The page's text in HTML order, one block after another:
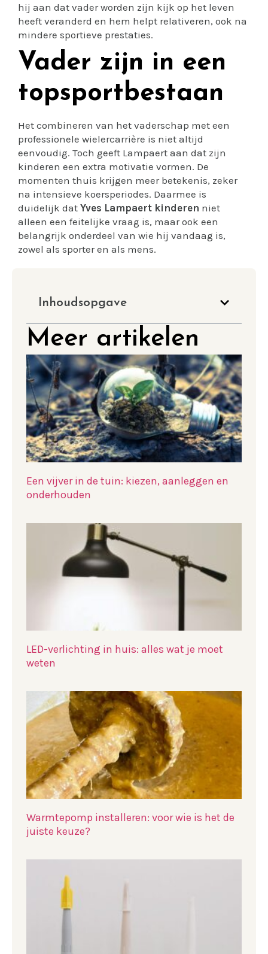
hij aan dat vader worden zijn kijk op het leven
heeft veranderd en hem helpt relativeren, ook na
mindere sportieve prestaties.
Vader zijn in een
topsportbestaan
Het combineren van het vaderschap met een
professionele wielercarrière is niet altijd
eenvoudig. Toch geeft Lampaert aan dat zijn
kinderen een extra motivatie vormen. De
momenten thuis krijgen meer betekenis, zeker
na intensieve koersperiodes. Daarmee is
duidelijk dat Yves Lampaert kinderen niet
alleen een feitelijke vraag is, maar ook een
belangrijk onderdeel van wie hij vandaag is,
zowel als sporter en als mens.
Inhoudsopgave
Meer artikelen
Een vijver in de tuin: kiezen, aanleggen en
onderhouden
LED-verlichting in huis: alles wat je moet
weten
Warmtepomp installeren: voor wie is het de
juiste keuze?